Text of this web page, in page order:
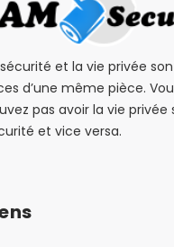
et la vie privée
d’une même pièce.
pas avoir la vie privée
et vice versa.